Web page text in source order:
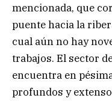
mencionada, que
puente hacia la
cual aún no hay
trabajos. El sector
encuentra en
profundos y